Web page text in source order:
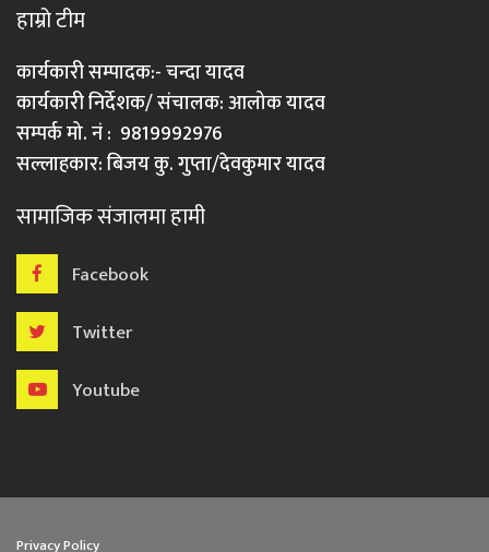
हाम्रो टीम
कार्यकारी सम्पादक:- चन्दा यादव
कार्यकारी निर्देशक/ संचालक: आलोक यादव
सम्पर्क मो. नं : 9819992976
सल्लाहकार: बिजय कु. गुप्ता/देवकुमार यादव
सामाजिक संजालमा हामी
Facebook
Twitter
Youtube
Privacy Policy